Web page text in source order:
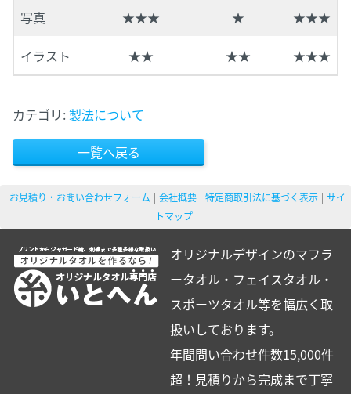
写真 ★★★ ★ ★★★
イラスト ★★ ★★ ★★★
カテゴリ:製法について
一覧へ戻る
お見積り・お問い合わせフォーム 会社概要 特定商取引法に基づく表示
サイ
トマップ
オリジナルデザインのマフラ
ータオル・フェイスタオル・
スポーツタオル等を幅広く取
扱いしております。
年間問い合わせ件数15,000件
超！見積りから完成まで丁寧